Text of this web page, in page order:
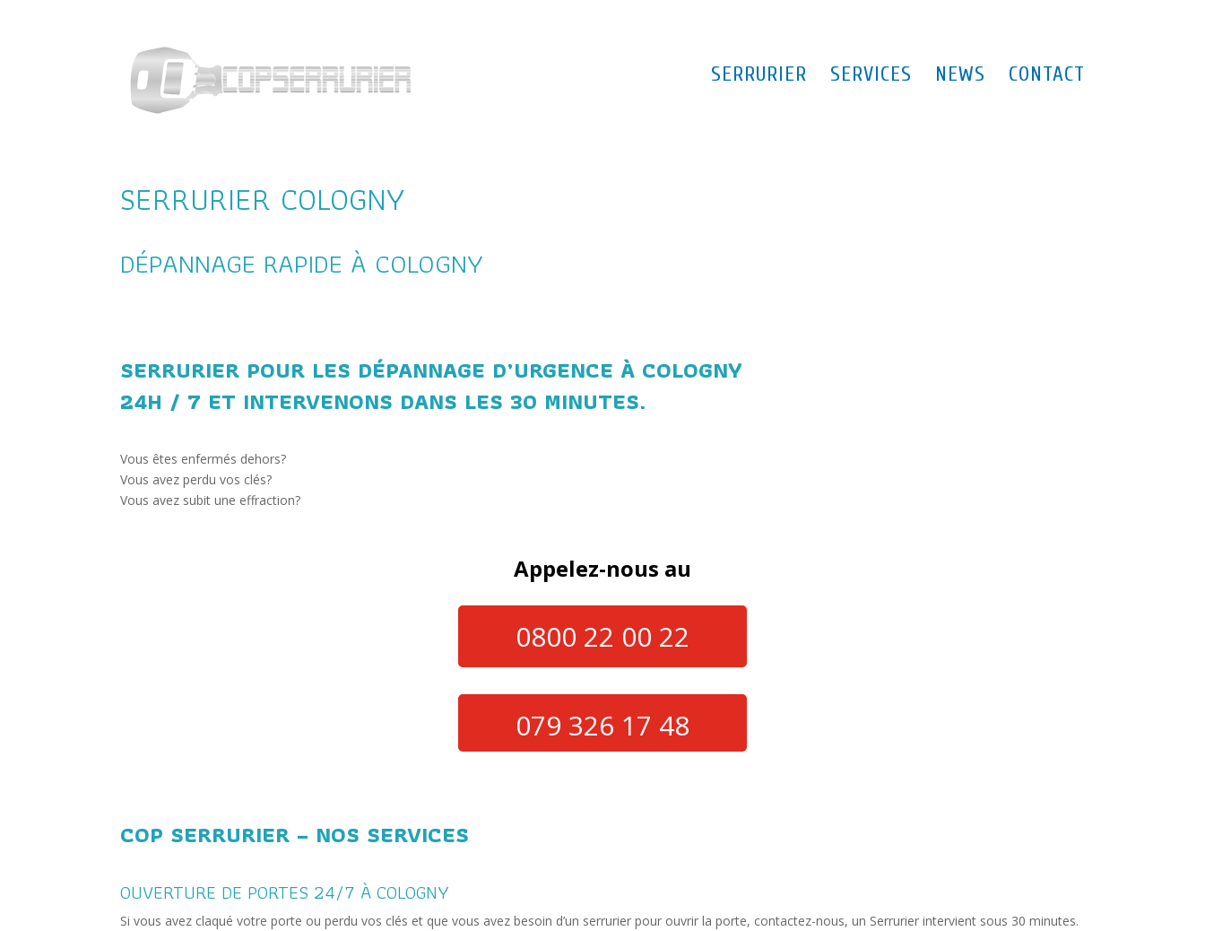
SERRURIER SERVICES NEWS CONTACT
SERRURIER COLOGNY
DÉPANNAGE RAPIDE À COLOGNY
SERRURIER POUR LES DÉPANNAGE D’URGENCE À COLOGNY
24H / 7 ET INTERVENONS DANS LES 30 MINUTES.
Vous êtes enfermés dehors?
Vous avez perdu vos clés?
Vous avez subit une effraction?
Appelez-nous au
0800 22 00 22
079 326 17 48
COP SERRURIER – NOS SERVICES
OUVERTURE DE PORTES 24/7 À COLOGNY
Si vous avez claqué votre porte ou perdu vos clés et que vous avez besoin d’un serrurier pour ouvrir la porte, contactez-nous, un Serrurier intervient sous 30 minutes.